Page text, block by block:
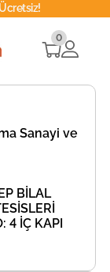
0
Sanayi ve
BİLAL
4 İÇ KAPI